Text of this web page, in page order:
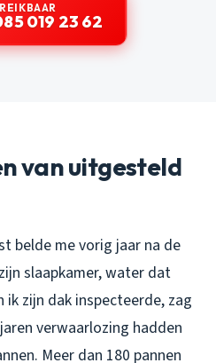
019 23 62
van uitgesteld
belde me vorig jaar na de
slaapkamer, water dat
ik zijn dak inspecteerde, zag
verwaarlozing hadden
Meer dan 180 pannen